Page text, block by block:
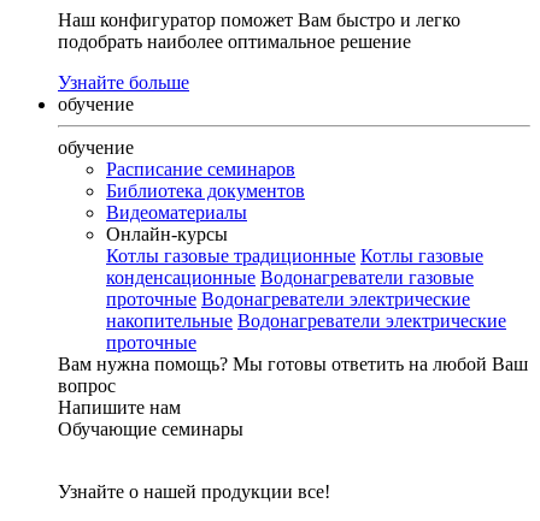
Наш конфигуратор поможет Вам быстро и легко
подобрать наиболее оптимальное решение
Узнайте больше
обучение
обучение
Расписание семинаров
Библиотека документов
Видеоматериалы
Онлайн-курсы
Котлы газовые традиционные Котлы газовые
конденсационные Водонагреватели газовые
проточные Водонагреватели электрические
накопительные Водонагреватели электрические
проточные
Вам нужна помощь? Мы готовы ответить на любой Ваш
вопрос
Напишите нам
Обучающие семинары
Узнайте о нашей продукции все!